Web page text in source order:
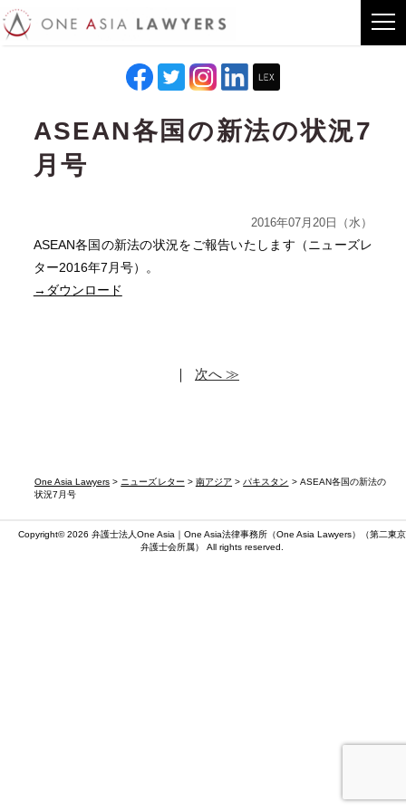
One Asia Lawyers > ニューズレター > 南アジア > パキスタン > ASEAN各国の新法の
状況7月号
ASEAN各国の新法の状況7
月号
2016年07月20日（水）
ASEAN各国の新法の状況をご報告いたします（ニューズレ
ター2016年7月号）。
→ダウンロード
｜ 次へ ≫
Copyright© 2026 弁護士法人One Asia｜One Asia法律事務所（One Asia Lawyers）（第二東京
弁護士会所属） All rights reserved.